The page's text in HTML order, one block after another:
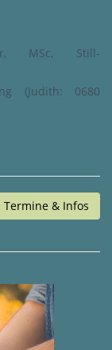
MSc, Still-
(Judith: 0680
Termine & Infos